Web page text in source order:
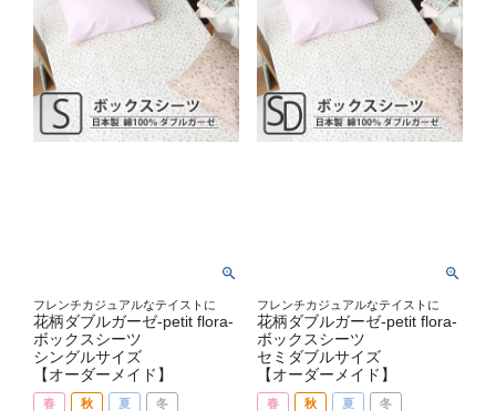
フレンチカジュアルなテイストに
花柄ダブルガーゼ-petit flora-
ボックスシーツ
シングルサイズ
【オーダーメイド】
春 秋 夏 冬
フレンチカジュアルなテイストに
花柄ダブルガーゼ-petit flora-
ボックスシーツ
セミダブルサイズ
【オーダーメイド】
春 秋 夏 冬